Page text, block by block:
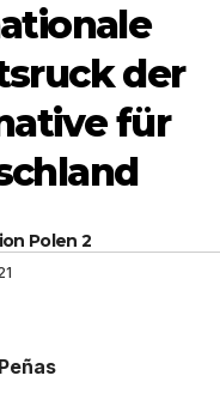
der
für
Polen 2